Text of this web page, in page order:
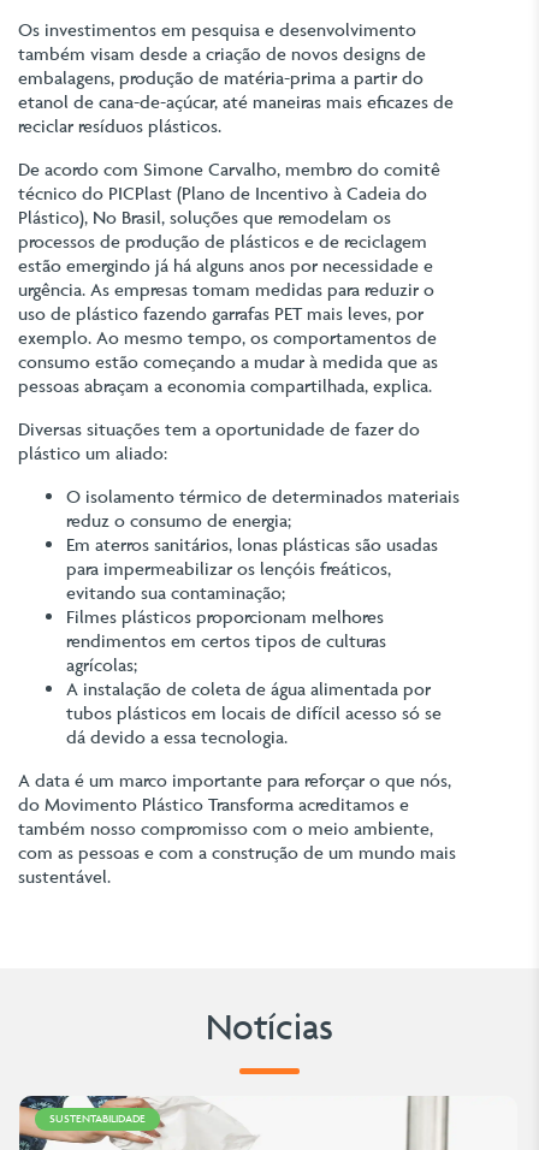
Os investimentos em pesquisa e desenvolvimento
também visam desde a criação de novos designs de
embalagens, produção de matéria-prima a partir do
etanol de cana-de-açúcar, até maneiras mais eficazes de
reciclar resíduos plásticos.
De acordo com Simone Carvalho, membro do comitê
técnico do PICPlast (Plano de Incentivo à Cadeia do
Plástico), No Brasil, soluções que remodelam os
processos de produção de plásticos e de reciclagem
estão emergindo já há alguns anos por necessidade e
urgência. As empresas tomam medidas para reduzir o
uso de plástico fazendo garrafas PET mais leves, por
exemplo. Ao mesmo tempo, os comportamentos de
consumo estão começando a mudar à medida que as
pessoas abraçam a economia compartilhada, explica.
Diversas situações tem a oportunidade de fazer do
plástico um aliado:
O isolamento térmico de determinados materiais
reduz o consumo de energia;
Em aterros sanitários, lonas plásticas são usadas
para impermeabilizar os lençóis freáticos,
evitando sua contaminação;
Filmes plásticos proporcionam melhores
rendimentos em certos tipos de culturas
agrícolas;
A instalação de coleta de água alimentada por
tubos plásticos em locais de difícil acesso só se
dá devido a essa tecnologia.
A data é um marco importante para reforçar o que nós,
do Movimento Plástico Transforma acreditamos e
também nosso compromisso com o meio ambiente,
com as pessoas e com a construção de um mundo mais
sustentável.
Notícias
SUSTENTABILIDADE